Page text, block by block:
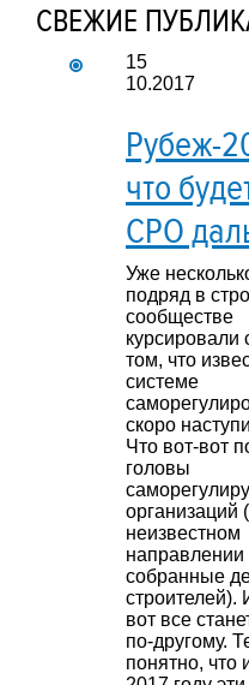
СВЕЖИЕ
15
10.2017
Рубеж-
что
СРО
Уже
подряд в
сообществе
курсировали
том, что
системе
скоро
Что вот-вот
головы
организаций
неизвестном
направлении
собранные
строителей).
вот все
по-другому.
понятно, что